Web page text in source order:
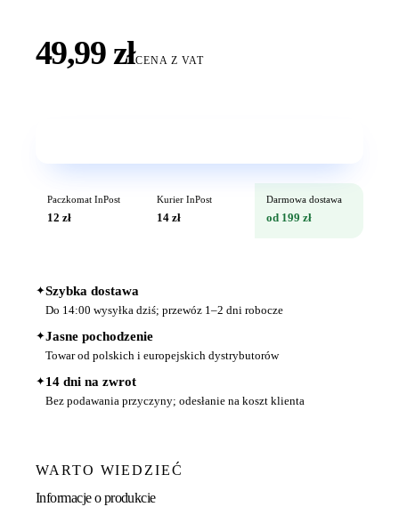
49,99 złCENA Z VAT
Paczkomat InPost
12 zł
Kurier InPost
14 zł
Darmowa dostawa
od 199 zł
✦Szybka dostawa
Do 14:00 wysyłka dziś; przewóz 1–2 dni robocze
✦Jasne pochodzenie
Towar od polskich i europejskich dystrybutorów
✦14 dni na zwrot
Bez podawania przyczyny; odesłanie na koszt klienta
WARTO WIEDZIEĆ
Informacje o produkcie